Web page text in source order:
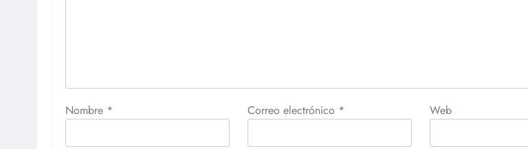
Nombre * Correo electrónico * Web